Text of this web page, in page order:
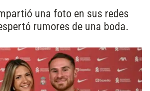
una foto en sus redes
rumores de una boda.